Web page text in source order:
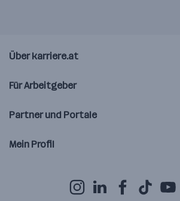
Über karriere.at
Für Arbeitgeber
Partner und Portale
Mein Profil